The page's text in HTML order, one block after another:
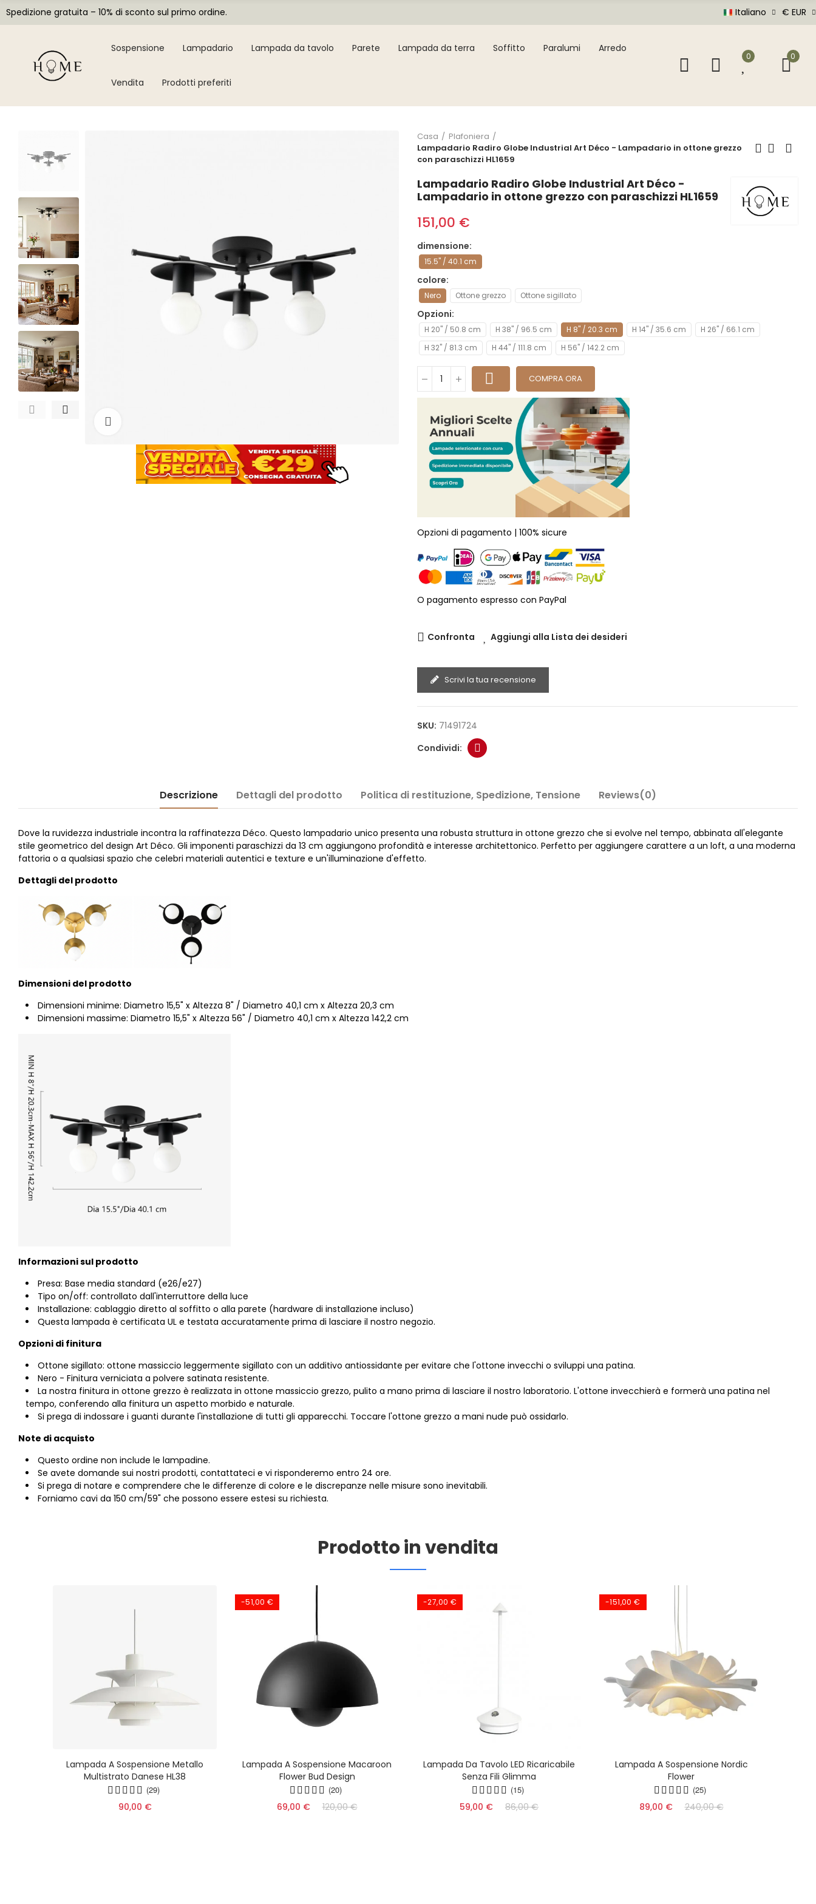
Spedizione gratuita – 10% di sconto sul primo ordine. Italiano € EUR
Sospensione Lampadario Lampada da tavolo Parete Lampada da terra Soffitto Paralumi Arredo
Vendita Prodotti preferiti
0 0
Casa
Plafoniera
Lampadario Radiro Globe Industrial Art Déco - Lampadario in ottone grezzo
con paraschizzi HL1659
Lampadario Radiro Globe Industrial Art Déco -
Lampadario in ottone grezzo con paraschizzi HL1659
151,00 €
dimensione
15.5" / 40.1 cm
colore
Nero Ottone grezzo Ottone sigillato
Opzioni
H 20" / 50.8 cm H 38" / 96.5 cm H 8" / 20.3 cm H 14" / 35.6 cm
H 26" / 66.1 cm
H 32" / 81.3 cm
H 44" / 111.8 cm H 56" / 142.2 cm
COMPRA ORA
Opzioni di pagamento | 100% sicure
O pagamento espresso con PayPal
Confronta Aggiungi alla Lista dei desideri
Scrivi la tua recensione
SKU: 71491724
Descrizione Dettagli del prodotto Politica di restituzione, Spedizione, Tensione Reviews(0)
Dove la ruvidezza industriale incontra la raffinatezza Déco. Questo lampadario unico presenta una robusta struttura in ottone grezzo che si evolve nel tempo, abbinata all'elegante
stile geometrico del design Art Déco. Gli imponenti paraschizzi da 13 cm aggiungono profondità e interesse architettonico. Perfetto per aggiungere carattere a un loft, a una moderna
fattoria o a qualsiasi spazio che celebri materiali autentici e texture e un'illuminazione d'effetto.
Dettagli del prodotto
Dimensioni del prodotto
Dimensioni minime: Diametro 15,5" x Altezza 8" / Diametro 40,1 cm x Altezza 20,3 cm
Dimensioni massime: Diametro 15,5" x Altezza 56" / Diametro 40,1 cm x Altezza 142,2 cm
Informazioni sul prodotto
Presa: Base media standard (e26/e27)
Tipo on/off: controllato dall'interruttore della luce
Installazione: cablaggio diretto al soffitto o alla parete (hardware di installazione incluso)
Questa lampada è certificata UL e testata accuratamente prima di lasciare il nostro negozio.
Opzioni di finitura
Ottone sigillato: ottone massiccio leggermente sigillato con un additivo antiossidante per evitare che l'ottone invecchi o sviluppi una patina.
Nero - Finitura verniciata a polvere satinata resistente.
La nostra finitura in ottone grezzo è realizzata in ottone massiccio grezzo, pulito a mano prima di lasciare il nostro laboratorio. L'ottone invecchierà e formerà una patina nel
tempo, conferendo alla finitura un aspetto morbido e naturale.
Si prega di indossare i guanti durante l'installazione di tutti gli apparecchi. Toccare l'ottone grezzo a mani nude può ossidarlo.
Note di acquisto
Questo ordine non include le lampadine.
Se avete domande sui nostri prodotti, contattateci e vi risponderemo entro 24 ore.
Si prega di notare e comprendere che le differenze di colore e le discrepanze nelle misure sono inevitabili.
Forniamo cavi da 150 cm/59" che possono essere estesi su richiesta.
Prodotto in vendita
Lampada A Sospensione Metallo
Multistrato Danese HL38
(29)
90,00 €
-51,00 €
Lampada A Sospensione Macaroon
Flower Bud Design
(20)
69,00 € 120,00 €
-27,00 €
Lampada Da Tavolo LED Ricaricabile
Senza Fili Glimma
(15)
59,00 € 86,00 €
-151,00 €
Lampada A Sospensione Nordic
Flower
(25)
89,00 € 240,00 €